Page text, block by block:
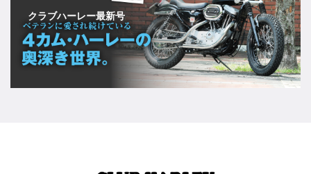
クラブハーレー最新号